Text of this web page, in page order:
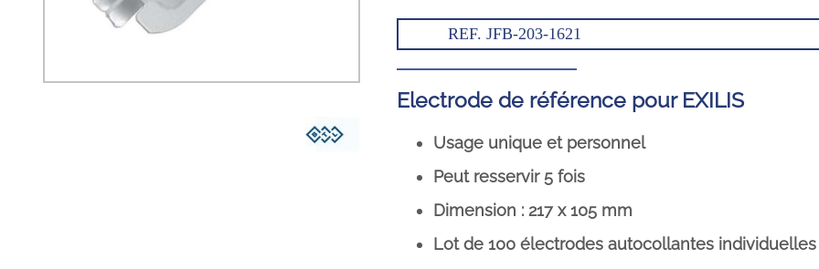
REF. JFB-203-1621
Electrode de référence pour EXILIS
Usage unique et personnel
Peut resservir 5 fois
Dimension : 217 x 105 mm
Lot de 100 électrodes autocollantes individuelles